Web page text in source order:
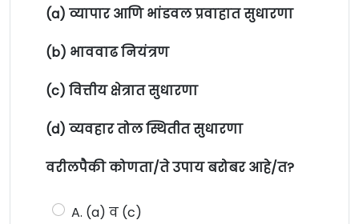
(a) व्यापार आणि भांडवल प्रवाहात सुधारणा
(b) भाववाढ नियंत्रण
(c) वित्तीय क्षेत्रात सुधारणा
(d) व्यवहार तोल स्थितीत सुधारणा
वरीलपैकी कोणता/ते उपाय बरोबर आहे/त?
A. (a) व (c)